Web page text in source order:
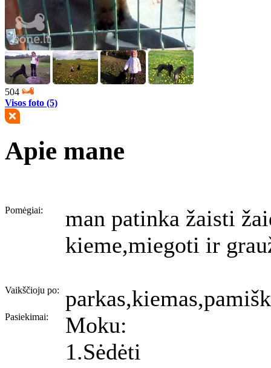
504
Visos foto (5)
Apie mane
Pomėgiai:
man patinka žaisti
kieme,miegoti ir
Vaikščioju po:
Pasiekimai:
Moku:
1.Sėdėti